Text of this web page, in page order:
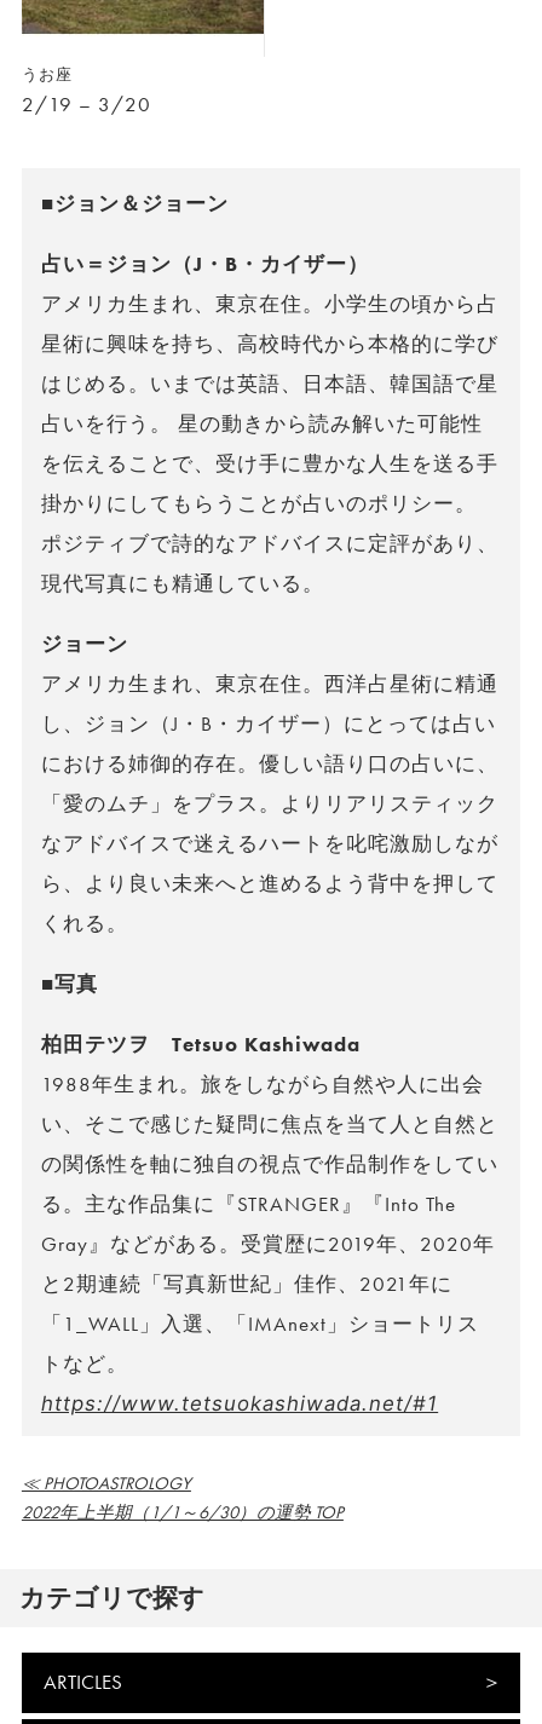
うお座
2/19 – 3/20
■ジョン＆ジョーン
占い＝ジョン（J・B・カイザー）
アメリカ生まれ、東京在住。小学生の頃から占
星術に興味を持ち、高校時代から本格的に学び
はじめる。いまでは英語、日本語、韓国語で星
占いを行う。 星の動きから読み解いた可能性
を伝えることで、受け手に豊かな人生を送る手
掛かりにしてもらうことが占いのポリシー。
ポジティブで詩的なアドバイスに定評があり、
現代写真にも精通している。
ジョーン
アメリカ生まれ、東京在住。西洋占星術に精通
し、ジョン（J・B・カイザー）にとっては占い
における姉御的存在。優しい語り口の占いに、
「愛のムチ」をプラス。よりリアリスティック
なアドバイスで迷えるハートを叱咤激励しなが
ら、より良い未来へと進めるよう背中を押して
くれる。
■写真
柏田テツヲ Tetsuo Kashiwada
1988年生まれ。旅をしながら自然や人に出会
い、そこで感じた疑問に焦点を当て人と自然と
の関係性を軸に独自の視点で作品制作をしてい
る。主な作品集に『STRANGER』『Into The
Gray』などがある。受賞歴に2019年、2020年
と2期連続「写真新世紀」佳作、2021年に
「1_WALL」入選、「IMAnext」ショートリス
トなど。
https://www.tetsuokashiwada.net/#1
≪ PHOTOASTROLOGY
2022年上半期（1/1～6/30）の運勢 TOP
カテゴリで探す
ARTICLES